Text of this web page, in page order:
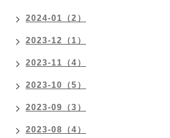
2024-01（2）
2023-12（1）
2023-11（4）
2023-10（5）
2023-09（3）
2023-08（4）